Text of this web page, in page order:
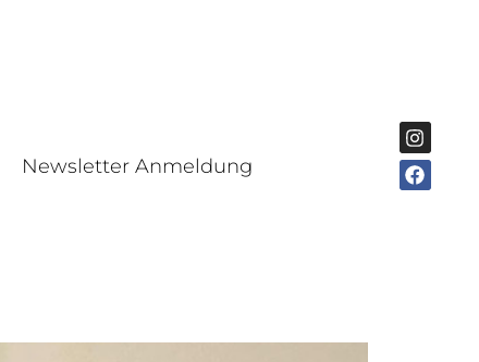
Newsletter Anmeldung